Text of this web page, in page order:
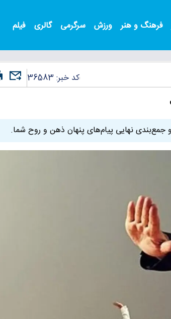
فرهنگ و هنر ورزش سرگرمی گالری فیلم
کد خبر: 36583